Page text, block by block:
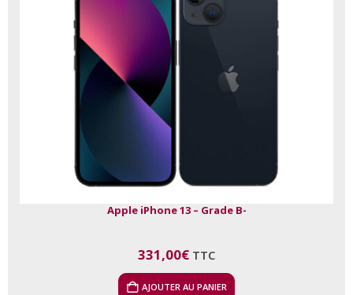
Apple iPhone 13 – Grade B-
331,00€ TTC
AJOUTER AU PANIER